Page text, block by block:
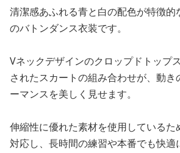
清潔感あふれる青と白の配色が特徴的
のバトンダンス衣装です。
Vネックデザインのクロップドトップ
されたスカートの組み合わせが、動き
ーマンスを美しく見せます。
伸縮性に優れた素材を使用しているた
対応し、長時間の練習や本番でも快適